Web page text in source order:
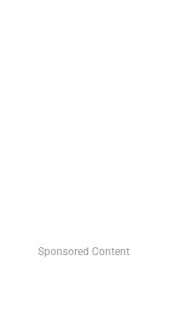
Sponsored Content